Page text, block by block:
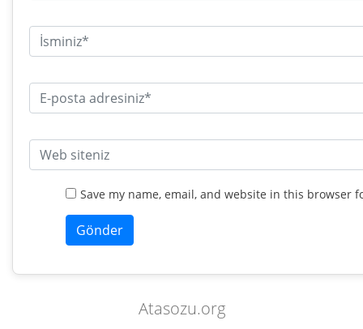
Save my name, email, and website in this browser
Atasozu.org